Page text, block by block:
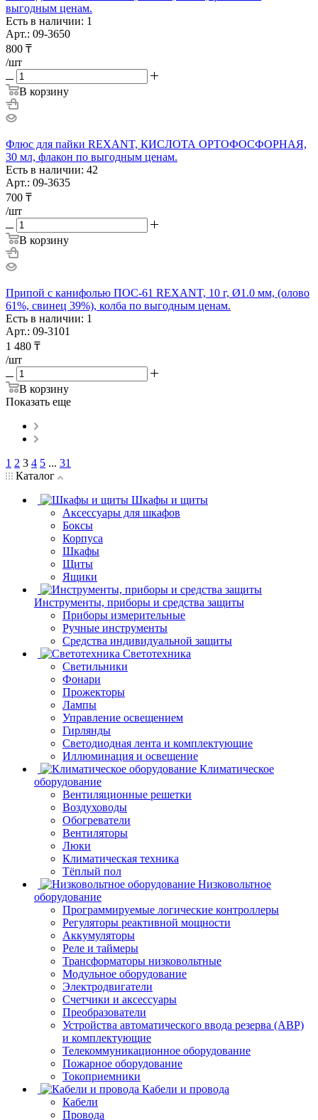
выгодным ценам.
Есть в наличии: 1
Арт.: 09-3650
800 ₸
/шт
В корзину
Флюс для пайки REXANT, КИСЛОТА ОРТОФОСФОРНАЯ,
30 мл, флакон по выгодным ценам.
Есть в наличии: 42
Арт.: 09-3635
700 ₸
/шт
В корзину
Припой с канифолью ПОС-61 REXANT, 10 г, Ø1.0 мм, (олово
61%, свинец 39%), колба по выгодным ценам.
Есть в наличии: 1
Арт.: 09-3101
1 480 ₸
/шт
В корзину
Показать еще
1 2 3 4 5 ... 31
Каталог
Шкафы и щиты
Аксессуары для шкафов
Боксы
Корпуса
Шкафы
Щиты
Ящики
Инструменты, приборы и средства защиты
Приборы измерительные
Ручные инструменты
Средства индивидуальной защиты
Светотехника
Светильники
Фонари
Прожекторы
Лампы
Управление освещением
Гирлянды
Светодиодная лента и комплектующие
Иллюминация и освещение
Климатическое
оборудование
Вентиляционные решетки
Воздуховоды
Обогреватели
Вентиляторы
Люки
Климатическая техника
Тёплый пол
Низковольтное
оборудование
Программируемые логические контроллеры
Регуляторы реактивной мощности
Аккумуляторы
Реле и таймеры
Трансформаторы низковольтные
Модульное оборудование
Электродвигатели
Счетчики и аксессуары
Преобразователи
Устройства автоматического ввода резерва (АВР)
и комплектующие
Телекоммуникационное оборудование
Пожарное оборудование
Токоприемники
Кабели и провода
Кабели
Провода